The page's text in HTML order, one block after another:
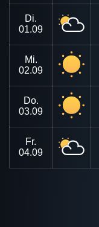
Di.
01.09
Mi.
02.09
Do.
03.09
Fr.
04.09